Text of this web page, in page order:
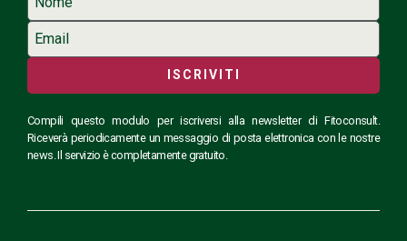
ISCRIVITI
Compili questo modulo per iscriversi alla newsletter di Fitoconsult.
Riceverà periodicamente un messaggio di posta elettronica con le nostre
news. Il servizio è completamente gratuito.